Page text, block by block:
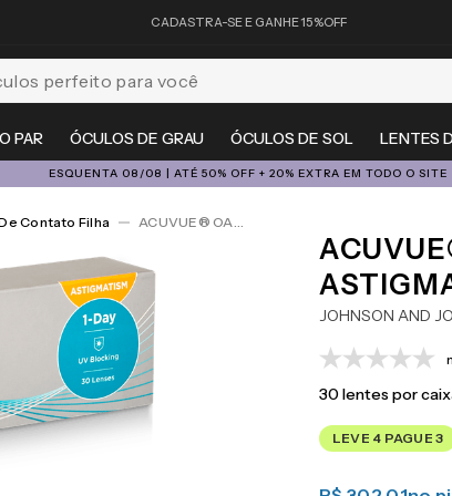
CADASTRA-SE E GANHE 15%OFF
PAR ÓCULOS DE GRAU ÓCULOS DE SOL LENTES
para você
ESQUENTA 08/08 | ATÉ 50% OFF + 20% EXTRA EM TODO O SITE
Contato Filha ACUVUE® OASYS 1-Day For Astigmatism 30
JOHNSON AND
30lentes por
LEVE 4 PAGUE 3